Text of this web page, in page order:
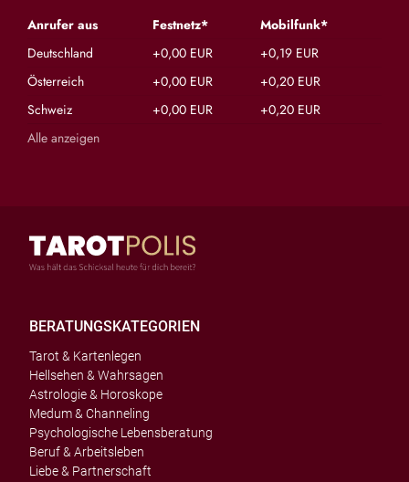
Anrufer aus Festnetz*
Mobilfunk*
Deutschland
+0,00 EUR
+0,19 EUR
Österreich
+0,00 EUR
+0,20 EUR
Schweiz
+0,00 EUR
+0,20 EUR
Alle anzeigen
BERATUNGSKATEGORIEN
Tarot & Kartenlegen
Hellsehen & Wahrsagen
Astrologie & Horoskope
Medum & Channeling
Psychologische Lebensberatung
Beruf & Arbeitsleben
Liebe & Partnerschaft